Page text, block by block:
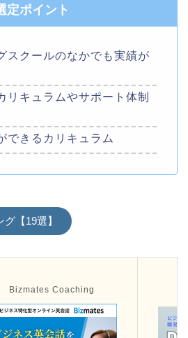
定ポイント
スクールのなかでも実績が
リキュラムやサポート体制
できるカリキュラム
【19選】
Bizmates Coaching